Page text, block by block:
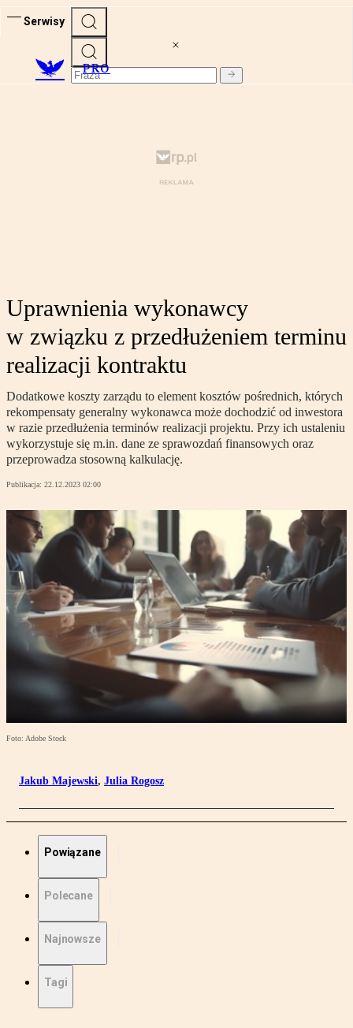
Serwisy
PRO
Uprawnienia wykonawcy
w związku z przedłużeniem terminu
realizacji kontraktu
Dodatkowe koszty zarządu to element kosztów pośrednich, których
rekompensaty generalny wykonawca może dochodzić od inwestora
w razie przedłużenia terminów realizacji projektu. Przy ich ustaleniu
wykorzystuje się m.in. dane ze sprawozdań finansowych oraz
przeprowadza stosowną kalkulację.
Publikacja: 22.12.2023 02:00
Foto: Adobe Stock
Jakub Majewski, Julia Rogosz
Powiązane
Polecane
Najnowsze
Tagi